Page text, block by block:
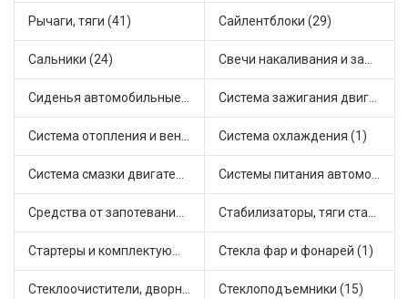
Рычаги, тяги (41) Сайлентблоки (29)
Сальники (24) Свечи накаливания и зажигания (30)
Сиденья автомобильные (1) Система зажигания двигателя (2)
Система отопления и вентиляции (12) Система охлаждения (1)
Система смазки двигателя (16) Системы питания автомобиля (16)
Средства от запотевания и размораживатели стекла (1) Стабилизаторы, тяги стабилизатора, стойки стабилиз (3)
Стартеры и комплектующие (35) Стекла фар и фонарей (1)
Стеклоочистители, дворники (1) Стеклоподъемники (15)